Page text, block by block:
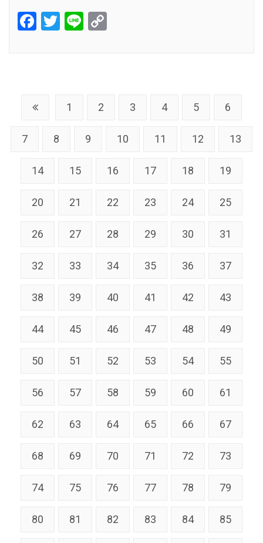
Facebook
Twitter
Line
1 2 3 4 5 6
7 8 9 10 11 12 13
14 15 16 17 18 19
20 21 22 23 24 25
26 27 28 29 30 31
32 33 34 35 36 37
38 39 40 41 42 43
44 45 46 47 48 49
50 51 52 53 54 55
56 57 58 59 60 61
62 63 64 65 66 67
68 69 70 71 72 73
74 75 76 77 78 79
80 81 82 83 84 85